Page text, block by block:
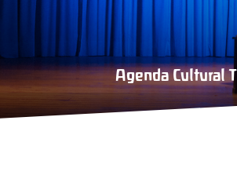
Agenda Cultural T